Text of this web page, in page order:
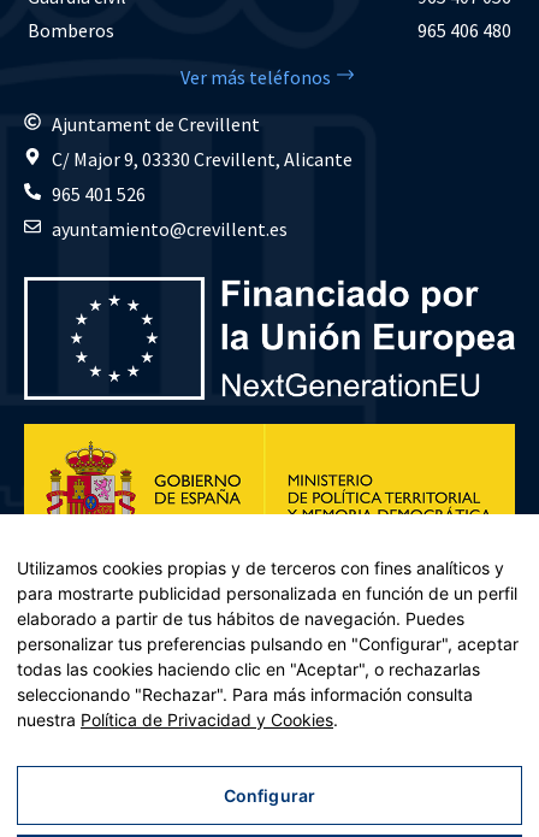
Bomberos
965 406 480
Ver más teléfonos
Ajuntament de Crevillent
C/ Major 9, 03330 Crevillent, Alicante
965 401 526
ayuntamiento@crevillent.es
Plan de Recuperación, Transformación y Resiliencia – Financiado por
Recuperación y resiliencia, establecido por el Reglamento (UE)
2021/241 del Parlamento Europeo y del Consejo, de 12 de febrero
de 2021. Componente 11, Inversión 2 del PRTR gestionado por el
Utilizamos cookies propias y de terceros con fines analíticos y
para mostrarte publicidad personalizada en función de un perfil
elaborado a partir de tus hábitos de navegación. Puedes
personalizar tus preferencias pulsando en "Configurar", aceptar
todas las cookies haciendo clic en "Aceptar", o rechazarlas
seleccionando "Rechazar". Para más información consulta
nuestra Política de Privacidad y Cookies.
Configurar